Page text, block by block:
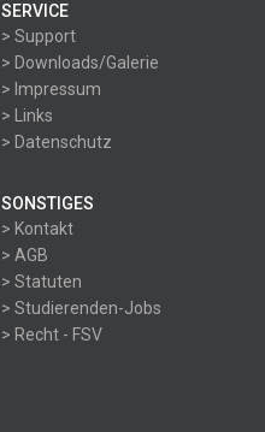
SERVICE
> Support
> Downloads/Galerie
> Impressum
> Links
> Datenschutz
SONSTIGES
> Kontakt
> AGB
> Statuten
> Studierenden-Jobs
> Recht - FSV